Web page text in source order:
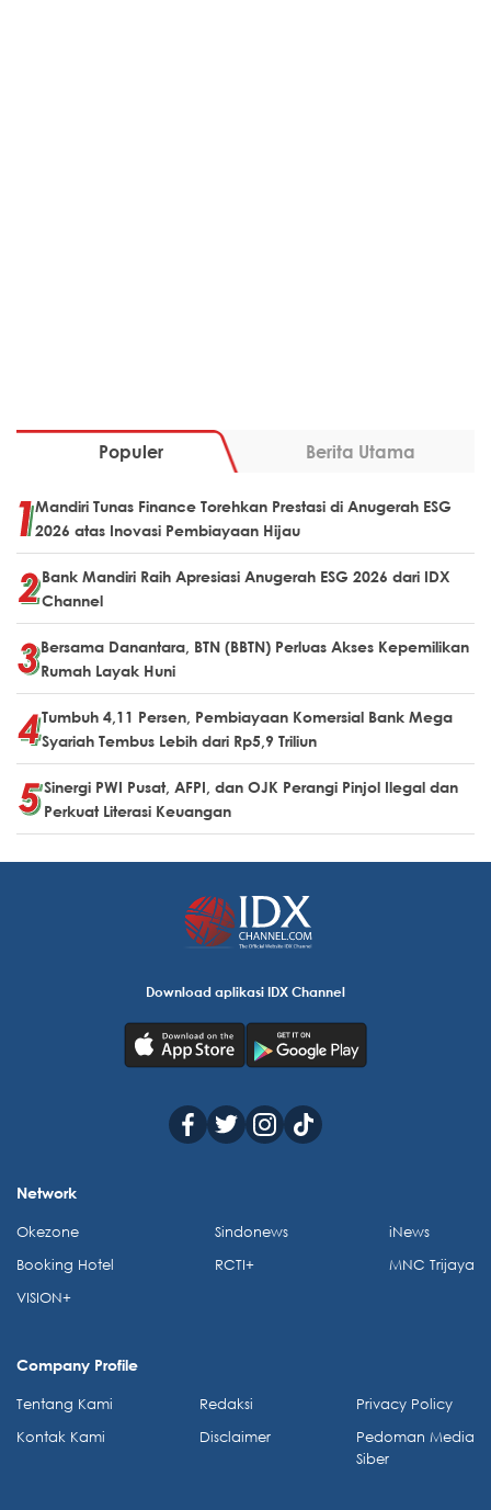
Populer Berita Utama
Mandiri Tunas Finance Torehkan Prestasi di Anugerah ESG
2026 atas Inovasi Pembiayaan Hijau
Bank Mandiri Raih Apresiasi Anugerah ESG 2026 dari IDX
Channel
Bersama Danantara, BTN (BBTN) Perluas Akses Kepemilikan
Rumah Layak Huni
Tumbuh 4,11 Persen, Pembiayaan Komersial Bank Mega
Syariah Tembus Lebih dari Rp5,9 Triliun
Sinergi PWI Pusat, AFPI, dan OJK Perangi Pinjol Ilegal dan
Perkuat Literasi Keuangan
Download aplikasi IDX Channel
Network
Okezone
Booking Hotel
VISION+
Sindonews
RCTI+
iNews
MNC Trijaya
Company Profile
Tentang Kami
Kontak Kami
Redaksi
Disclaimer
Privacy Policy
Pedoman Media
Siber